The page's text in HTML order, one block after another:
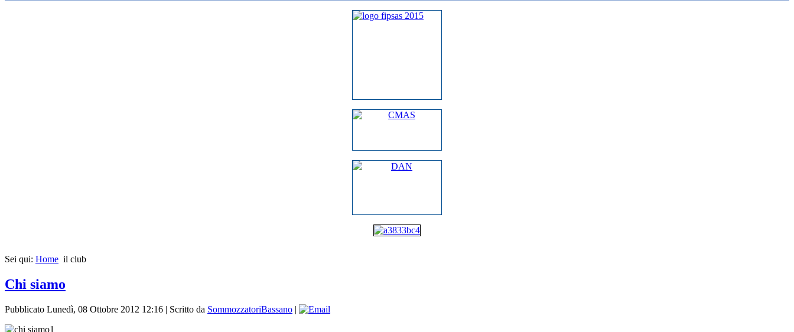
Sei qui: Home il club
Chi siamo
Pubblicato Lunedì, 08 Ottobre 2012 12:16 | Scritto da SommozzatoriBassano |